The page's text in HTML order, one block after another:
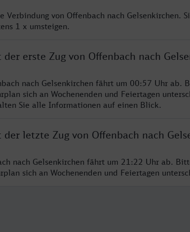
von Offenbach nach Gelsenkirchen.
1 x umsteigen.
erste Zug von Offenbach nach
nach Gelsenkirchen fährt um 00:57 Uhr ab.
sich an Wochenenden und Feiertagen
Sie alle Informationen auf einen Blick.
letzte Zug von Offenbach nach
nach Gelsenkirchen fährt um 21:22 Uhr ab.
sich an Wochenenden und Feiertagen